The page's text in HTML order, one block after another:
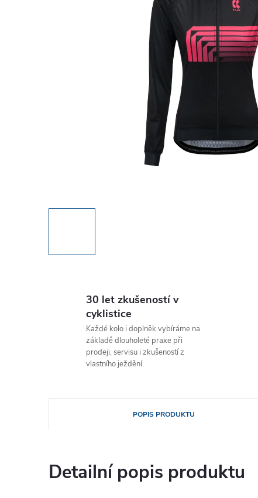
30 let zkušeností v
cyklistice
Každé kolo i doplněk vybíráme na
základě dlouholeté praxe při
prodeji, servisu i zkušeností z
vlastního ježdění.
POPIS PRODUKTU
Detailní popis produktu